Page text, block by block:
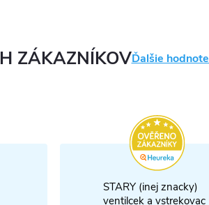
ZÁKAZNÍKOVĎalšie
STARY (inej znacky)
ventilcek a vstrekovac